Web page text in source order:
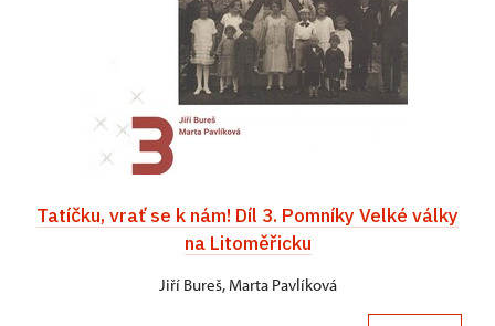
Tatíčku, vrať se k nám! Díl 3. Pomníky Velké války
na Litoměřicku
Jiří Bureš, Marta Pavlíková